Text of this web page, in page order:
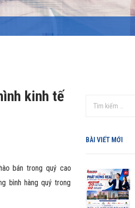
kinh tế
bán trong quý cao
bình hàng quý trong
BÀI VIẾT MỚI